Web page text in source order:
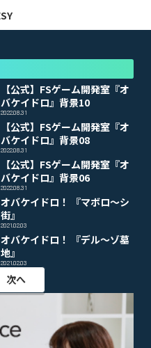
コラム
ZOOM背景
TELESYについて
@telesy
【公式】FSゲーム開発室『オ
バケイドロ』背景10
2022.08.31
【公式】FSゲーム開発室『オ
バケイドロ』背景08
2022.08.31
【公式】FSゲーム開発室『オ
バケイドロ』背景06
2022.08.31
オバケイドロ！ 『マボロ～シ
街』
2021.02.03
オバケイドロ！ 『デル～ゾ墓
地』
2021.02.03
次へ